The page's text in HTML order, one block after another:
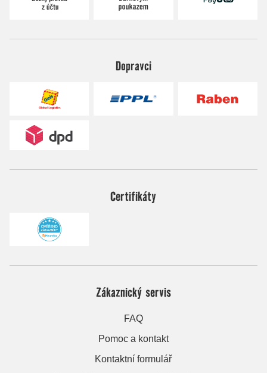
Dopravci
Certifikáty
Zákaznický servis
FAQ
Pomoc a kontakt
Kontaktní formulář